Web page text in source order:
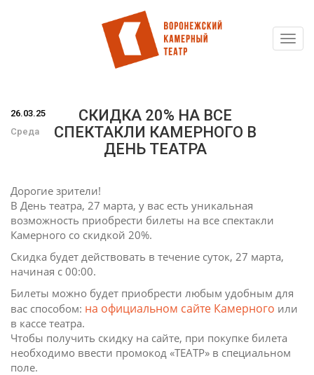
26.03.25
Среда
СКИДКА 20% НА ВСЕ
СПЕКТАКЛИ КАМЕРНОГО В
ДЕНЬ ТЕАТРА
Дорогие зрители!
В День театра, 27 марта, у вас есть уникальная
возможность приобрести билеты на все спектакли
Камерного со скидкой 20%.
Скидка будет действовать в течение суток, 27 марта,
начиная с 00:00.
Билеты можно будет приобрести любым удобным для
вас способом: на официальном сайте Камерного или
в кассе театра.
Чтобы получить скидку на сайте, при покупке билета
необходимо ввести промокод «ТЕАТР» в специальном
поле.